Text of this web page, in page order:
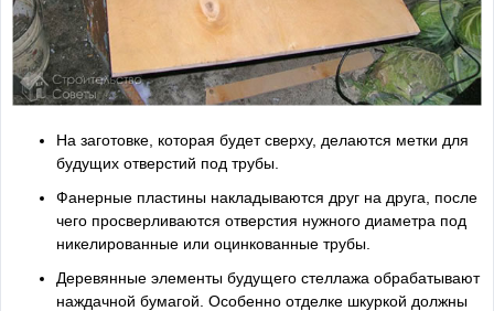
На заготовке, которая будет сверху, делаются метки для
будущих отверстий под трубы.
Фанерные пластины накладываются друг на друга, после
чего просверливаются отверстия нужного диаметра под
никелированные или оцинкованные трубы.
Деревянные элементы будущего стеллажа обрабатывают
наждачной бумагой. Особенно отделке шкуркой должны